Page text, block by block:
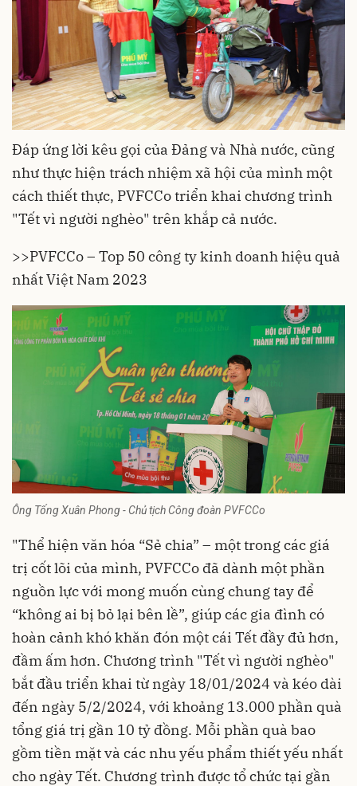
Đáp ứng lời kêu gọi của Đảng và Nhà nước, cũng
như thực hiện trách nhiệm xã hội của mình một
cách thiết thực, PVFCCo triển khai chương trình
"Tết vì người nghèo" trên khắp cả nước.
>>PVFCCo – Top 50 công ty kinh doanh hiệu quả
nhất Việt Nam 2023
Ông Tống Xuân Phong - Chủ tịch Công đoàn PVFCCo
"Thể hiện văn hóa “Sẻ chia” – một trong các giá
trị cốt lõi của mình, PVFCCo đã dành một phần
nguồn lực với mong muốn cùng chung tay để
“không ai bị bỏ lại bên lề”, giúp các gia đình có
hoàn cảnh khó khăn đón một cái Tết đầy đủ hơn,
đầm ấm hơn. Chương trình "Tết vì người nghèo"
bắt đầu triển khai từ ngày 18/01/2024 và kéo dài
đến ngày 5/2/2024, với khoảng 13.000 phần quà
tổng giá trị gần 10 tỷ đồng. Mỗi phần quà bao
gồm tiền mặt và các nhu yếu phẩm thiết yếu nhất
cho ngày Tết. Chương trình được tổ chức tại gần